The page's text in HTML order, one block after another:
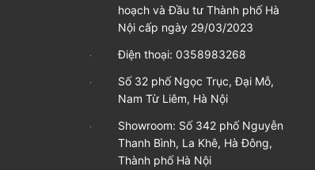
hoạch và Đầu tư Thành phố Hà
Nội cấp ngày 29/03/2023
Điện thoại: 0358983268
Số 32 phố Ngọc Trục, Đại Mỗ,
Nam Từ Liêm, Hà Nội
Showroom: Số 342 phố Nguyễn
Thanh Bình, La Khê, Hà Đông,
Thành phố Hà Nội